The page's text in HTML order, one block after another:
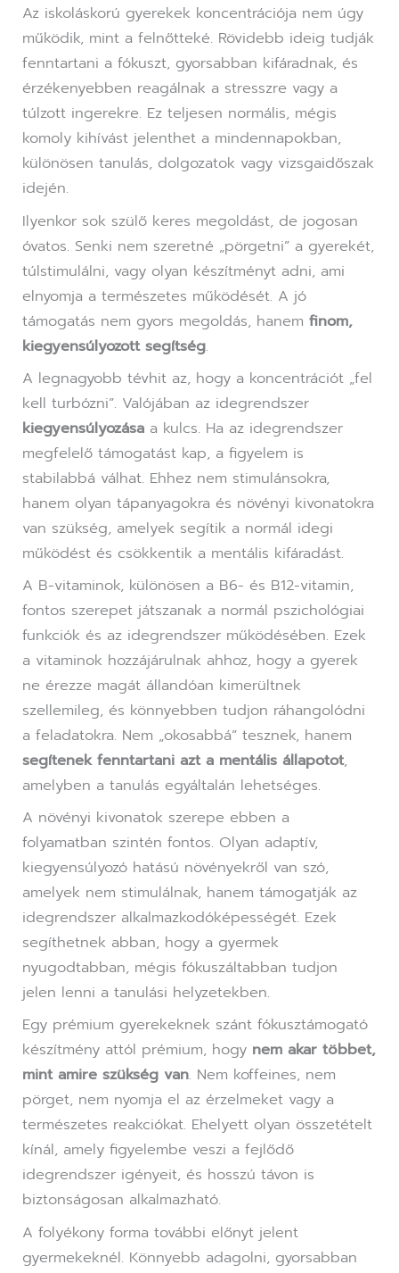
Az iskoláskorú gyerekek koncentrációja nem úgy
működik, mint a felnőtteké. Rövidebb ideig tudják
fenntartani a fókuszt, gyorsabban kifáradnak, és
érzékenyebben reagálnak a stresszre vagy a
túlzott ingerekre. Ez teljesen normális, mégis
komoly kihívást jelenthet a mindennapokban,
különösen tanulás, dolgozatok vagy vizsgaidőszak
idején.
Ilyenkor sok szülő keres megoldást, de jogosan
óvatos. Senki nem szeretné „pörgetni” a gyerekét,
túlstimulálni, vagy olyan készítményt adni, ami
elnyomja a természetes működését. A jó
támogatás nem gyors megoldás, hanemfinom,
kiegyensúlyozott segítség.
A legnagyobb tévhit az, hogy a koncentrációt „fel
kell turbózni”. Valójában az idegrendszer
kiegyensúlyozása a kulcs. Ha az idegrendszer
megfelelő támogatást kap, a figyelem is
stabilabbá válhat. Ehhez nem stimulánsokra,
hanem olyan tápanyagokra és növényi kivonatokra
van szükség, amelyek segítik a normál idegi
működést és csökkentik a mentális kifáradást.
A B-vitaminok, különösen a B6- és B12-vitamin,
fontos szerepet játszanak a normál pszichológiai
funkciók és az idegrendszer működésében. Ezek
a vitaminok hozzájárulnak ahhoz, hogy a gyerek
ne érezze magát állandóan kimerültnek
szellemileg, és könnyebben tudjon ráhangolódni
a feladatokra. Nem „okosabbá” tesznek, hanem
segítenek fenntartani azt a mentális állapotot,
amelyben a tanulás egyáltalán lehetséges.
A növényi kivonatok szerepe ebben a
folyamatban szintén fontos. Olyan adaptív,
kiegyensúlyozó hatású növényekről van szó,
amelyek nem stimulálnak, hanem támogatják az
idegrendszer alkalmazkodóképességét. Ezek
segíthetnek abban, hogy a gyermek
nyugodtabban, mégis fókuszáltabban tudjon
jelen lenni a tanulási helyzetekben.
Egy prémium gyerekeknek szánt fókusztámogató
készítmény attól prémium, hogy nem akar többet,
mint amire szükség van. Nem koffeines, nem
pörget, nem nyomja el az érzelmeket vagy a
természetes reakciókat. Ehelyett olyan összetételt
kínál, amely figyelembe veszi a fejlődő
idegrendszer igényeit, és hosszú távon is
biztonságosan alkalmazható.
A folyékony forma további előnyt jelent
gyermekeknél. Könnyebb adagolni, gyorsabban